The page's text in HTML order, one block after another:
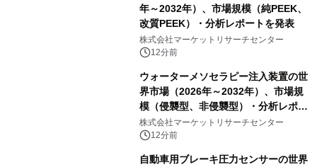
年～2032年）、市場規模（純PEEK、
改質PEEK）・分析レポートを発表
株式会社マーケットリサーチセンター
12分前
ウォーターメソセラピー注入装置の世
界市場（2026年～2032年）、市場規
模（侵襲型、非侵襲型）・分析レポー
トを発表
株式会社マーケットリサーチセンター
12分前
自動車用ブレーキ圧力センサーの世界